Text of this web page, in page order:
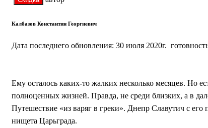
Калбазов Константин Георгиевич
Дата последнего обновления: 30 июля 2020г.
Ему осталось каких-то жалких несколько месяцев. Но
полноценных жизней. Правда, не среди близких, а в
Путешествие «из варяг в греки». Днепр Славутич с его
нищета Царьграда.